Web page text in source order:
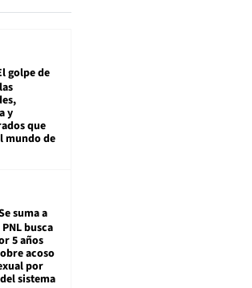
golpe de
y
que
mundo de
suma a
busca
5 años
acoso
por
sistema